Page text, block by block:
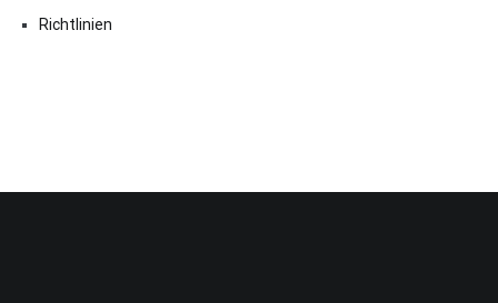
Richtlinien